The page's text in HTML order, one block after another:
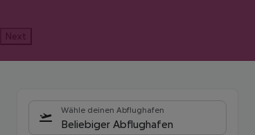
Next
Wähle deinen Abflughafen
Beliebiger Abflughafen